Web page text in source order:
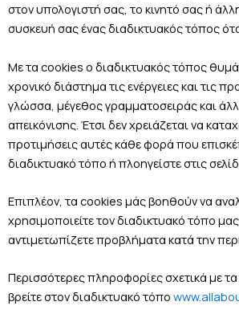
στον υπολογιστή σας, το κινητό σας ή
συσκευή σας ένας διαδικτυακός τόπος
Με τα cookies ο διαδικτυακός τόπος
χρονικό διάστημα τις ενέργειες και τις
γλώσσα, μέγεθος γραμματοσειράς και
απεικόνισης. Έτσι δεν χρειάζεται να
προτιμήσεις αυτές κάθε φορά που
διαδικτυακό τόπο ή πλοηγείστε στις
Επιπλέον, τα cookies μάς βοηθούν να
χρησιμοποιείτε τον διαδικτυακό τόπο
αντιμετωπίζετε προβλήματα κατά την
Περισσότερες πληροφορίες σχετικά με
βρείτε στον διαδικτυακό τόπο